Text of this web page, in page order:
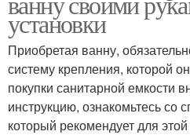
установки
Приобретая ванну,
систему крепления, которой
покупки санитарной емкости
инструкцию, ознакомьтесь со
который рекомендует для